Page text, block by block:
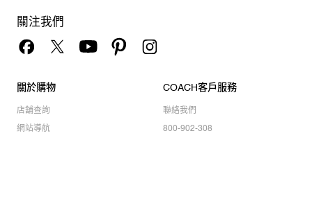
關注我們
關於購物
店舖查詢
網站導航
COACH客戶服務
聯絡我們
800-902-308